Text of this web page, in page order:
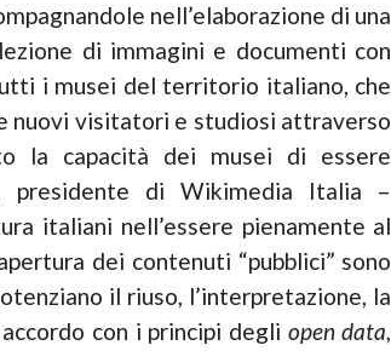
nell’elaborazione di una
di immagini e documenti con
i musei del territorio italiano, che
nuovi visitatori e studiosi attraverso
la capacità dei musei di essere
presidente di Wikimedia Italia –
italiani nell’essere pienamente al
dei contenuti “pubblici” sono
il riuso, l’interpretazione, la
con i principi degli open data,